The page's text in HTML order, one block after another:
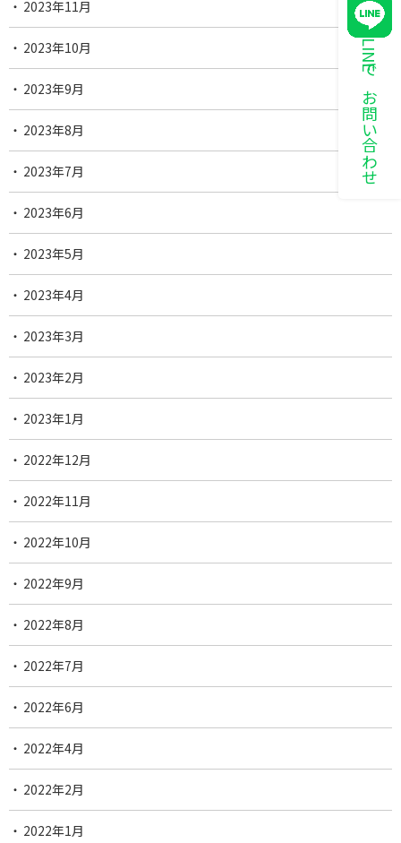
LINEでお問い合わせ
2023年11月
2023年10月
2023年9月
2023年8月
2023年7月
2023年6月
2023年5月
2023年4月
2023年3月
2023年2月
2023年1月
2022年12月
2022年11月
2022年10月
2022年9月
2022年8月
2022年7月
2022年6月
2022年4月
2022年2月
2022年1月